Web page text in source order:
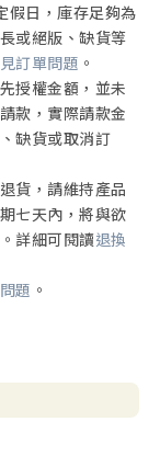
假日，庫存足夠為
或絕版、缺貨等
訂單問題 。
授權金額，並未
款，實際請款金
缺貨或取消訂
貨，請維持產品
七天內，將與欲
詳細可閱讀退換
題 。